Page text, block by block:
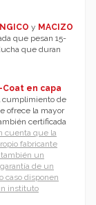
y MACIZO
que pesan 15-
que duran
Coat en capa
cumplimiento de
ofrece la mayor
certificada
cuenta que la
fabricante
un
de un
caso disponen
instituto